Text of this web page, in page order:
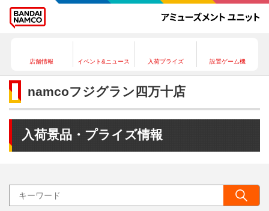
店舗情報 イベント&ニュース 入荷プライズ 設置ゲーム機
namcoフジグラン四万十店
入荷景品・プライズ情報